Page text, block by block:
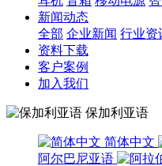
新闻动态
全部 企业新闻 行业资
资料下载
客户案例
加入我们
保加利亚语
简体中文
阿尔巴尼亚语